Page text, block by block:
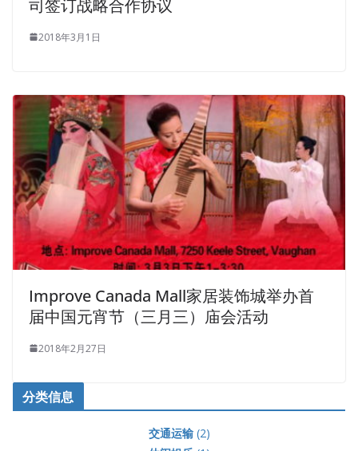
司签订战略合作协议
2018年3月1日
Improve Canada Mall家居装饰城举办首
届中国元宵节（三月三）庙会活动
2018年2月27日
分类信息
交通运输(2)